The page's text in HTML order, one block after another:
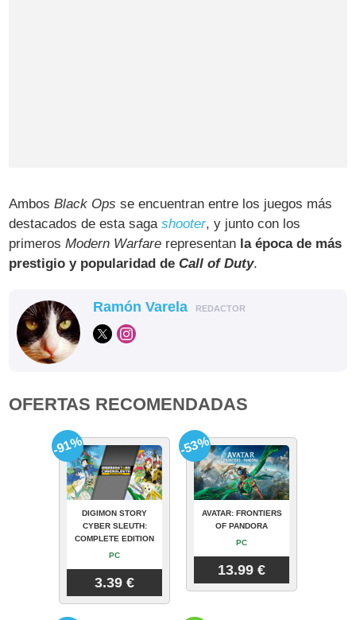
AmbosBlack Ops se encuentran entre los juegos más
destacados de esta sagashooter, y junto con los
primerosModern Warfare representan la época de más
prestigio y popularidad deCall of Duty.
Ramón Varela REDACTOR
OFERTAS RECOMENDADAS
DIGIMON STORY
CYBER SLEUTH:
COMPLETE EDITION
PC
3.39 €
-91%
AVATAR: FRONTIERS
OF PANDORA
PC
13.99 €
-53%